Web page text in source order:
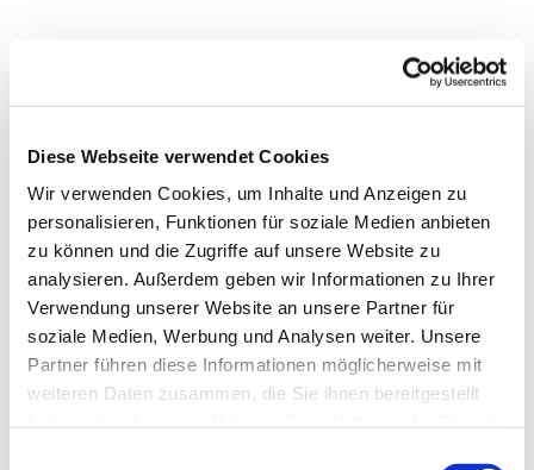
Diese Webseite verwendet Cookies
Wir verwenden Cookies, um Inhalte und Anzeigen zu
personalisieren, Funktionen für soziale Medien anbieten
zu können und die Zugriffe auf unsere Website zu
analysieren. Außerdem geben wir Informationen zu Ihrer
Verwendung unserer Website an unsere Partner für
soziale Medien, Werbung und Analysen weiter. Unsere
Partner führen diese Informationen möglicherweise mit
weiteren Daten zusammen, die Sie ihnen bereitgestellt
Dies könnte Sie auch
interessieren